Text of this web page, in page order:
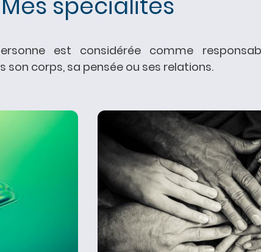
est considérée comme
corps, sa pensée ou ses relations.